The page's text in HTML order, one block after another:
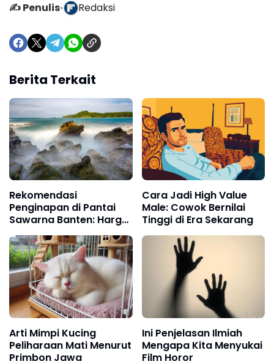
✍️ Penulis• Redaksi
Berita Terkait
Rekomendasi
Penginapan di Pantai
Sawarna Banten: Harga
Sewa Murah Meriah
Cara Jadi High Value
Male: Cowok Bernilai
Tinggi di Era Sekarang
Arti Mimpi Kucing
Peliharaan Mati Menurut
Primbon Jawa
Ini Penjelasan Ilmiah
Mengapa Kita Menyukai
Film Horor